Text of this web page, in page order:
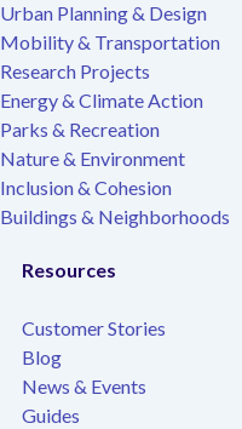
Urban Planning & Design
Mobility & Transportation
Research Projects
Energy & Climate Action
Parks & Recreation
Nature & Environment
Inclusion & Cohesion
Buildings & Neighborhoods
Resources
Customer Stories
Blog
News & Events
Guides